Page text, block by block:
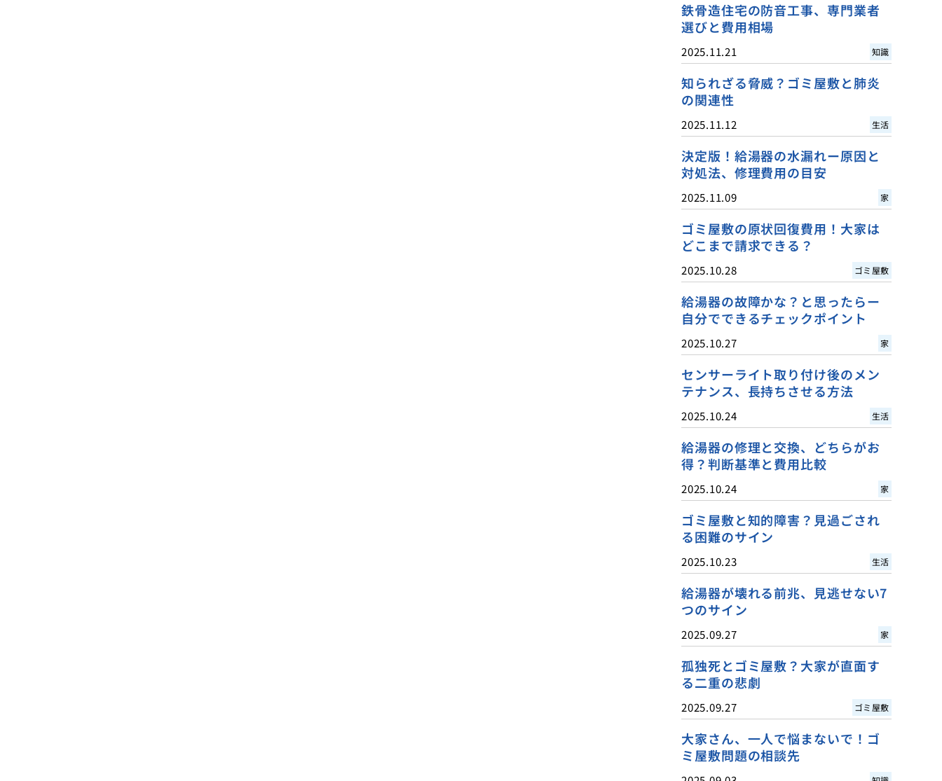
鉄骨造住宅の防音工事、専門業者
選びと費用相場
2025.11.21 知識
知られざる脅威？ゴミ屋敷と肺炎
の関連性
2025.11.12 生活
決定版！給湯器の水漏れー原因と
対処法、修理費用の目安
2025.11.09 家
ゴミ屋敷の原状回復費用！大家は
どこまで請求できる？
2025.10.28 ゴミ屋敷
給湯器の故障かな？と思ったらー
自分でできるチェックポイント
2025.10.27 家
センサーライト取り付け後のメン
テナンス、長持ちさせる方法
2025.10.24 生活
給湯器の修理と交換、どちらがお
得？判断基準と費用比較
2025.10.24 家
ゴミ屋敷と知的障害？見過ごされ
る困難のサイン
2025.10.23 生活
給湯器が壊れる前兆、見逃せない7
つのサイン
2025.09.27 家
孤独死とゴミ屋敷？大家が直面す
る二重の悲劇
2025.09.27 ゴミ屋敷
大家さん、一人で悩まないで！ゴ
ミ屋敷問題の相談先